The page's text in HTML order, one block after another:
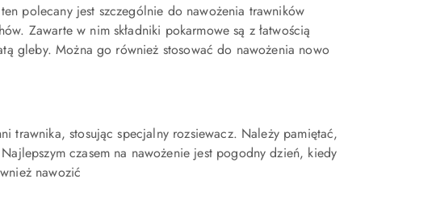
polecany jest szczególnie do nawożenia trawników
Zawarte w nim składniki pokarmowe są z łatwością
gleby. Można go również stosować do nawożenia nowo
trawnika, stosując specjalny rozsiewacz. Należy pamiętać,
czasem na nawożenie jest pogodny dzień, kiedy
nawozić